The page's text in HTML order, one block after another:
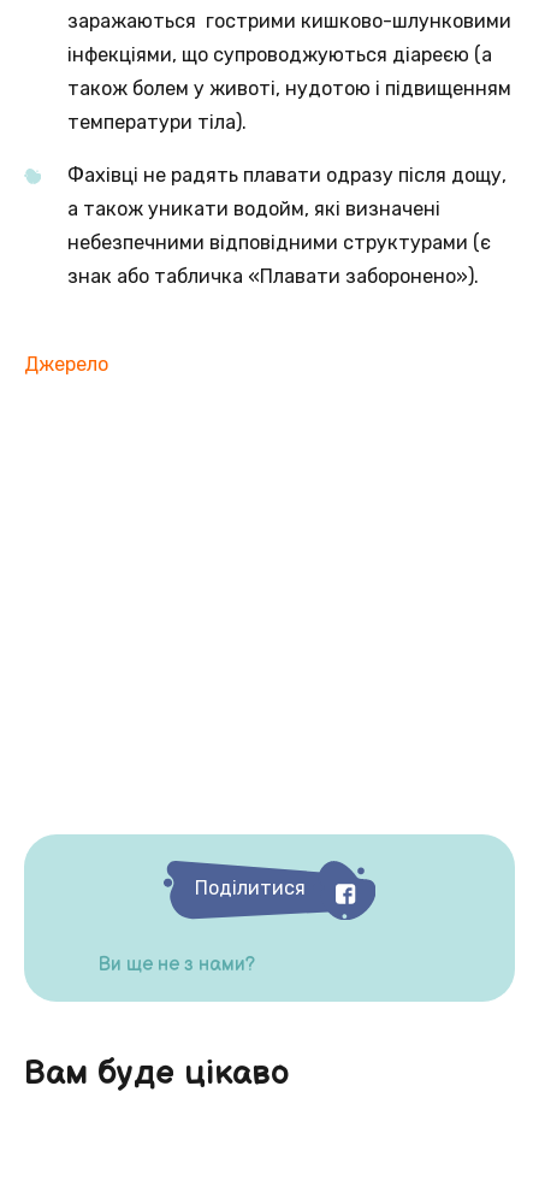
заражаються гострими кишково-шлунковими
інфекціями, що супроводжуються діареєю (а
також болем у животі, нудотою і підвищенням
температури тіла).
Фахівці не радять плавати одразу після дощу,
а також уникати водойм, які визначені
небезпечними відповідними структурами (є
знак або табличка «Плавати заборонено»).
Джерело
Поділитися
Ви ще не з нами?
Вам буде цікаво